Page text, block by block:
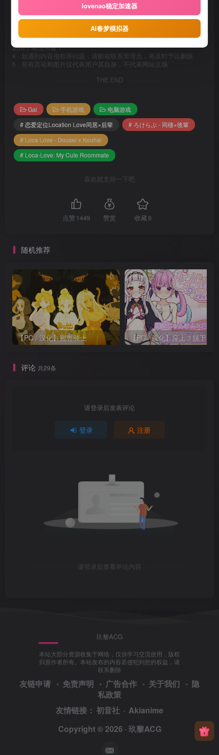
版权声明
1 · 内容来源于网络，仅供学习交流，请下载后24小时进行删除
2 · 直播录播，请去汉化相关原地址查看和申请授权
3 · 转载请去原帖查看和申请授权，禁止转本站原档，请重新压制，切
勿用于商业用途！
4 · 如遇到内容侵权等问题，请邮箱联系管理员，将及时予以删除
5 · 所有言论和图片仅代表用户其自身，不代表网站立场
THE END
Gal 手机游戏
电脑游戏
# 恋爱定位Location Love同居×后辈
# ろけらぶ - 同棲×後輩
# Loca Love - Dousei x Kouhai
# Loca-Love: My Cute Roommate
喜欢就支持一下吧
点赞 1449 赞赏 收藏6
随机推荐
【PC / 汉化】蜜臀骑士
评论 共29条
请登录后发表评论
登录 注册
请登录后查看评论内容
玖黎ACG
本站大部分资源收集于网络，仅供学习交流使用，版权
归原作者所有。本站发布的内容若侵犯到您的权益，请
联系删除
友链申请 免责声明 广告合作 关于我们
隐
私政策
友情链接： 初音社 · Akianime
Copyright © 2026 · 玖黎ACG
lovenao稳定加速器
AI春梦模拟器